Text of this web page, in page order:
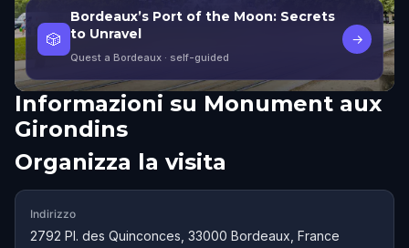
🎲
Bordeaux’s Port of the Moon: Secrets
to Unravel
Quest a Bordeaux · self-guided
→
Informazioni su Monument aux
Girondins
Organizza la visita
Indirizzo
2792 Pl. des Quinconces, 33000 Bordeaux, France